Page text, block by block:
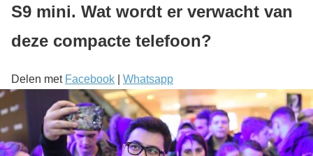
S9 mini. Wat wordt er verwacht van
deze compacte telefoon?
Delen met Facebook Whatsapp